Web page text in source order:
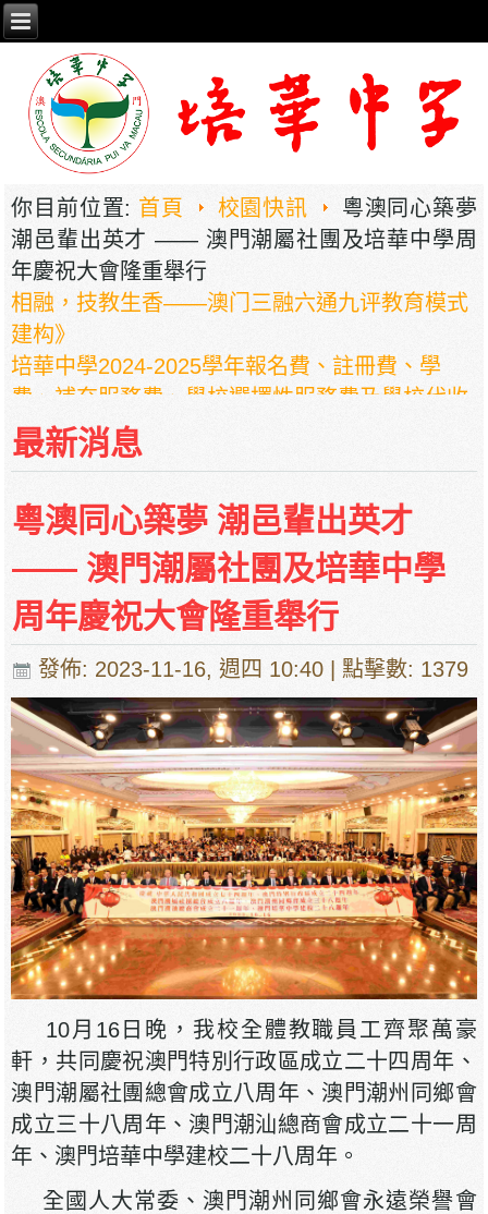
你目前位置: 首頁 校園快訊
粵澳同心築夢
潮邑輩出英才 —— 澳門潮屬社團及培華中學周
年慶祝大會隆重舉行
2026年职业教育国家教学成果奖申报——《普职
相融，技教生香——澳门三融六通九评教育模式
建构》
培華中學2024-2025學年報名費、註冊費、學
費、補充服務費、學校選擇性服務費及學校代收
項目
停課通知
最新消息
粵澳同心築夢 潮邑輩出英才
—— 澳門潮屬社團及培華中學
周年慶祝大會隆重舉行
發佈: 2023-11-16, 週四 10:40 | 點擊數: 1379
10月16日晚，我校全體教職員工齊聚萬豪
軒，共同慶祝澳門特別行政區成立二十四周年、
澳門潮屬社團總會成立八周年、澳門潮州同鄉會
成立三十八周年、澳門潮汕總商會成立二十一周
年、澳門培華中學建校二十八周年。
全國人大常委、澳門潮州同鄉會永遠榮譽會